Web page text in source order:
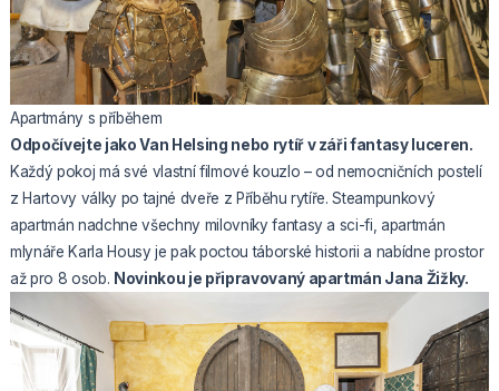
Apartmány s příběhem
Odpočívejte jako Van Helsing nebo rytíř v záři fantasy luceren.
Každý pokoj má své vlastní filmové kouzlo – od nemocničních postelí
z Hartovy války po tajné dveře z Příběhu rytíře. Steampunkový
apartmán nadchne všechny milovníky fantasy a sci-fi, apartmán
mlynáře Karla Housy je pak poctou táborské historii a nabídne prostor
až pro 8 osob. Novinkou je připravovaný apartmán Jana Žižky.